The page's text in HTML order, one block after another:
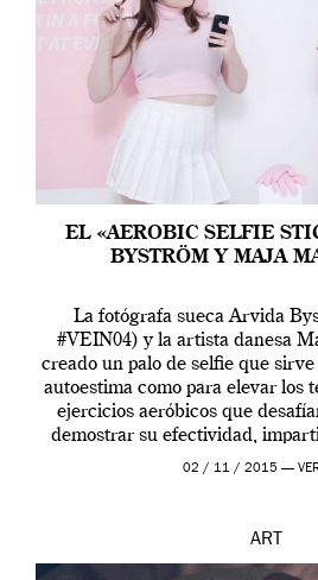
EL «AEROBIC SELFIE
BYSTRÖM Y MAJA
La fotógrafa sueca Arvida
#VEIN04) y la artista danesa
creado un palo de selfie que
autoestima como para elevar los
ejercicios aeróbicos que
demostrar su efectividad,
prueba en el
02 / 11 / 2015 —
ART